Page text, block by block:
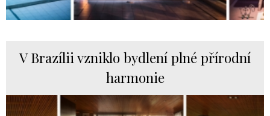
V Brazílii vzniklo bydlení plné přírodní
harmonie